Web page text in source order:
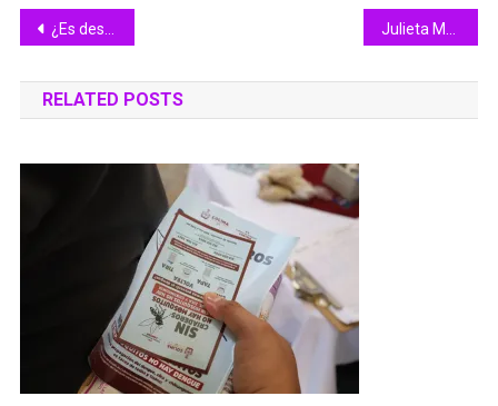
Navegación
de
entradas
¿Es descanso obligatorio el 5 de mayo?
RELATED POSTS